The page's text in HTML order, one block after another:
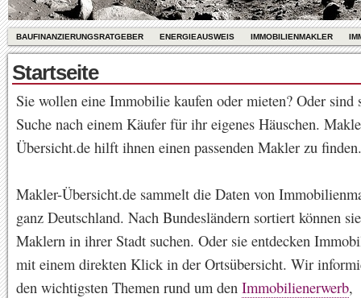
BAUFINANZIERUNGSRATGEBER ENERGIEAUSWEIS IMMOBILIENMAKLER
Startseite
Sie wollen eine Immobilie kaufen oder mieten? Oder sind
Suche nach einem Käufer für ihr eigenes Häuschen.
Übersicht.de hilft ihnen einen passenden Makler zu finden.
Makler-Übersicht.de sammelt die Daten von
ganz Deutschland. Nach Bundesländern sortiert können
Maklern in ihrer Stadt suchen. Oder sie entdecken
mit einem direkten Klick in der Ortsübersicht. Wir
den wichtigsten Themen rund um den Immobilienerwerb,